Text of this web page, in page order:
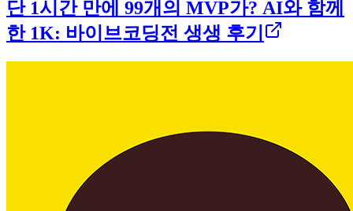
단 1시간 만에 99개의 MVP가? AI와 함께
한 1K: 바이브코딩전 생생 후기